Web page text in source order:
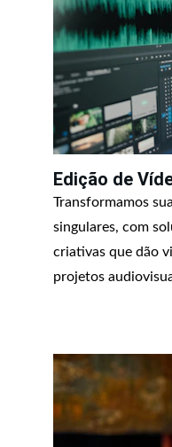
Edição de
Transformamos
singulares, com
criativas que dão
projetos